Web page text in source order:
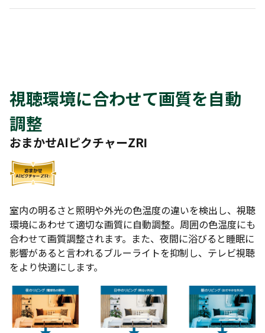
視聴環境に合わせて画質を自動
調整
おまかせAIピクチャーZRⅠ
室内の明るさと照明や外光の色温度の違いを検出し、視聴
環境にあわせて適切な画質に自動調整。周囲の色温度にも
合わせて画質調整されます。また、夜間に浴びると睡眠に
影響があると言われるブルーライトを抑制し、テレビ視聴
をより快適にします。